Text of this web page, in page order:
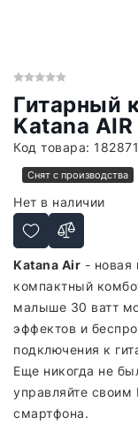
Гитарный
Katana AIR
Код товара:
Снят с производства
Нет в наличии
Katana Air - новая
компактный
малыше 30 ватт
эффектов и
подключения к
Еще никогда не
управляйте своим
смартфона.